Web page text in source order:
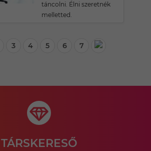
táncolni. Élni szeretnék
melletted.
3 4 5 6 7
TÁRSKERESŐ